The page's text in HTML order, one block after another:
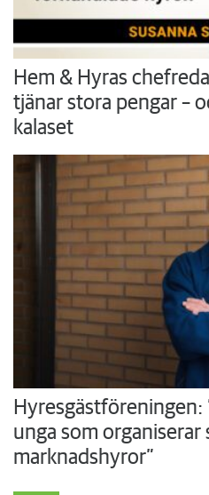
Hem & Hyras
tjänar stora pengar –
kalaset
Hyresgästföreningen:
unga som organiserar
marknadshyror”